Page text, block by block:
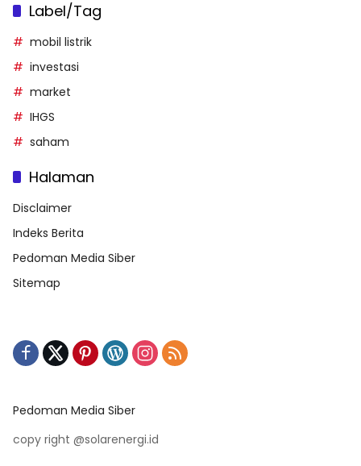
Label/Tag
mobil listrik
investasi
market
IHGS
saham
Halaman
Disclaimer
Indeks Berita
Pedoman Media Siber
Sitemap
Pedoman Media Siber
copy right @solarenergi.id